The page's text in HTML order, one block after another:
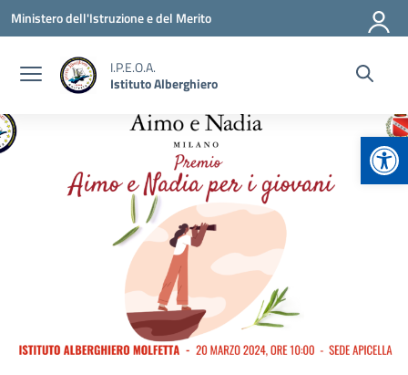
Vai ai contenuti
Vai al menu di navigazione
Vai al footer
Ministero dell'Istruzione e del Merito
I.P.E.O.A.
Istituto Alberghiero